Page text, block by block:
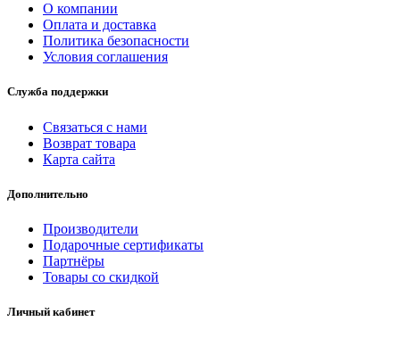
О компании
Оплата и доставка
Политика безопасности
Условия соглашения
Служба поддержки
Связаться с нами
Возврат товара
Карта сайта
Дополнительно
Производители
Подарочные сертификаты
Партнёры
Товары со скидкой
Личный кабинет